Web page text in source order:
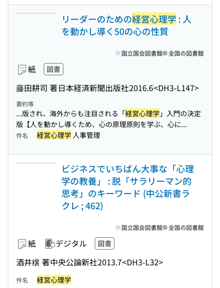
リーダーのための経営心理学 : 人
を動かし導く50の心の性質
紙 図書
藤田耕司 著日本経済新聞出版社2016.6<DH3-L147>
国立国会図書館 全国の図書館
要約等
...版され、海外からも注目される「経営心理学」入門の決定
版【人を動かし導くため、心の原理原則を学ぶ、心に...
件名 経営心理学 人事管理
ビジネスでいちばん大事な「心理
学の教養」 : 脱「サラリーマン的
思考」のキーワード (中公新書ラ
クレ ; 462)
紙 デジタル 図書
酒井穣 著中央公論新社2013.7<DH3-L32>
国立国会図書館 全国の図書館
件名 経営心理学